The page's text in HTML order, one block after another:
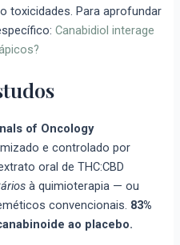
toxicidades. Para aprofundar
Canabidiol interage
of Oncology
e controlado por
oral de THC:CBD
à quimioterapia — ou
convencionais. 83%
ao placebo.